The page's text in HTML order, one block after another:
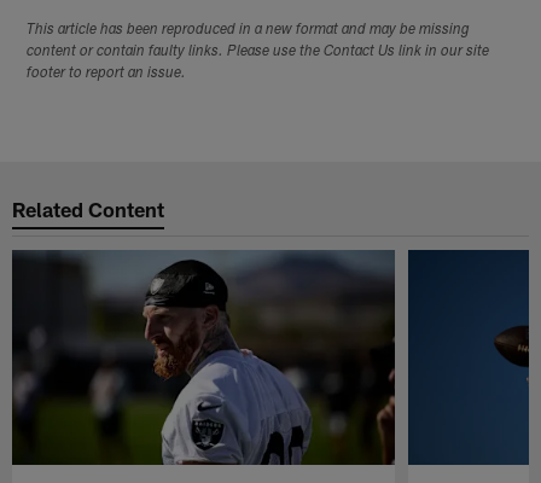
This article has been reproduced in a new format and may be missing
content or contain faulty links. Please use the Contact Us link in our site
footer to report an issue.
Related Content